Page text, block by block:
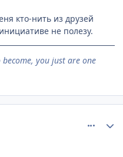
кто-нить из друзей
не полезу.
you just are one